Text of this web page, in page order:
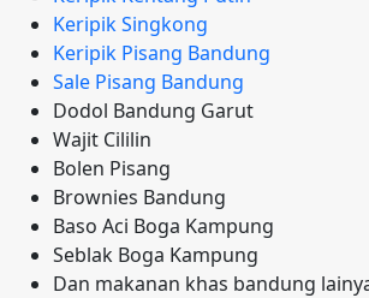
Keripik Singkong
Keripik Pisang Bandung
Sale Pisang Bandung
Dodol Bandung Garut
Wajit Cililin
Bolen Pisang
Brownies Bandung
Baso Aci Boga Kampung
Seblak Boga Kampung
Dan makanan khas bandung